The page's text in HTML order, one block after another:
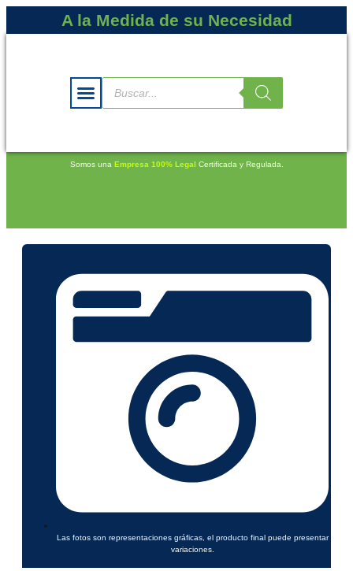
A la Medida de su Necesidad
Somos una Empresa 100% Legal Certificada y Regulada.
Las fotos son representaciones gráficas, el producto final puede presentar
variaciones.